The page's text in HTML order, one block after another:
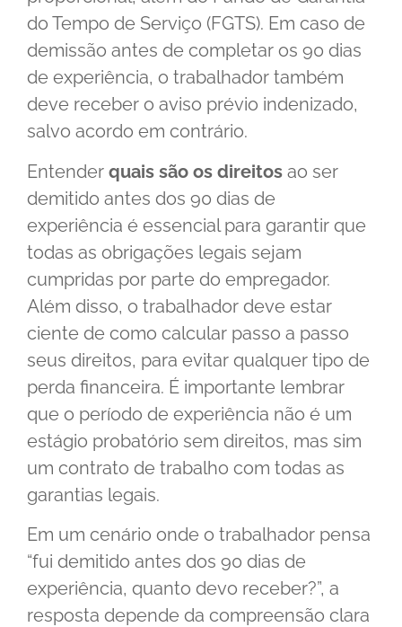
do Tempo de Serviço (FGTS). Em caso de
demissão antes de completar os 90 dias
de experiência, o trabalhador também
deve receber o aviso prévio indenizado,
salvo acordo em contrário.
Entender quais são os direitos ao ser
demitido antes dos 90 dias de
experiência é essencial para garantir que
todas as obrigações legais sejam
cumpridas por parte do empregador.
Além disso, o trabalhador deve estar
ciente de como calcular passo a passo
seus direitos, para evitar qualquer tipo de
perda financeira. É importante lembrar
que o período de experiência não é um
estágio probatório sem direitos, mas sim
um contrato de trabalho com todas as
garantias legais.
Em um cenário onde o trabalhador pensa
“fui demitido antes dos 90 dias de
experiência, quanto devo receber?”, a
resposta depende da compreensão clara